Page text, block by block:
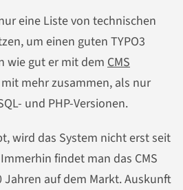
eine Liste von technischen
um einen guten TYPO3
wie gut er mit dem CMS
mehr zusammen, als nur
und PHP-Versionen.
wird das System nicht erst seit
findet man das CMS
Jahren auf dem Markt. Auskunft